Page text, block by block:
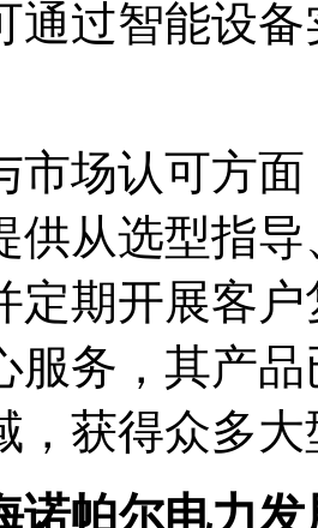
通过智能设
市场认可方
供从选型指
定期开展客
服务，其产
，获得众多
诺帕尔电力